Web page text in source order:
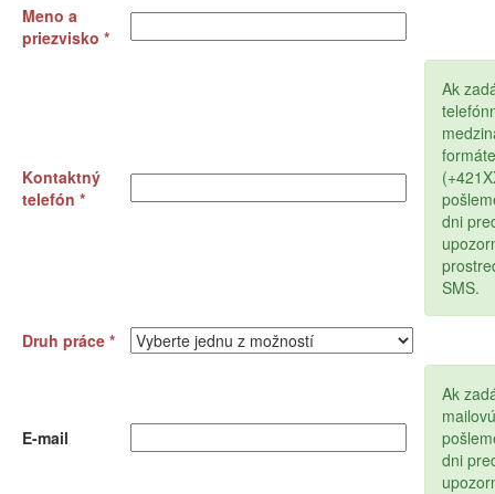
Meno a
priezvisko *
Kontaktný
telefón *
Ak
formáte
dni
SMS.
Druh práce *
E-mail
Ak
dni